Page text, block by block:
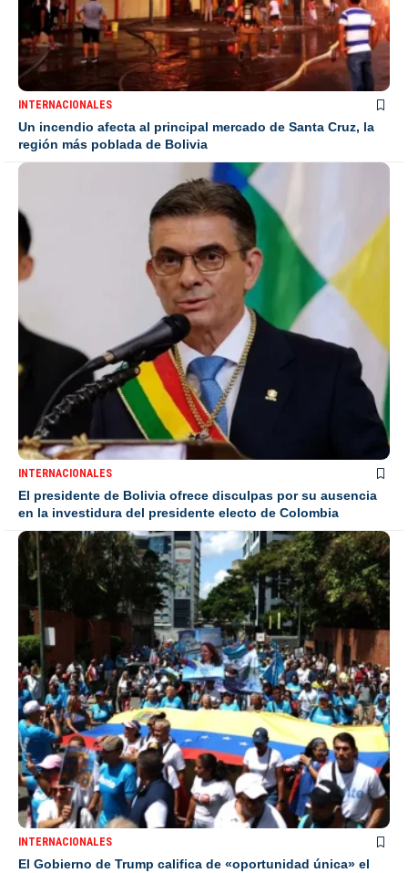
INTERNACIONALES
Un incendio afecta al principal mercado de Santa Cruz, la
región más poblada de Bolivia
INTERNACIONALES
El presidente de Bolivia ofrece disculpas por su ausencia
en la investidura del presidente electo de Colombia
INTERNACIONALES
El Gobierno de Trump califica de «oportunidad única» el